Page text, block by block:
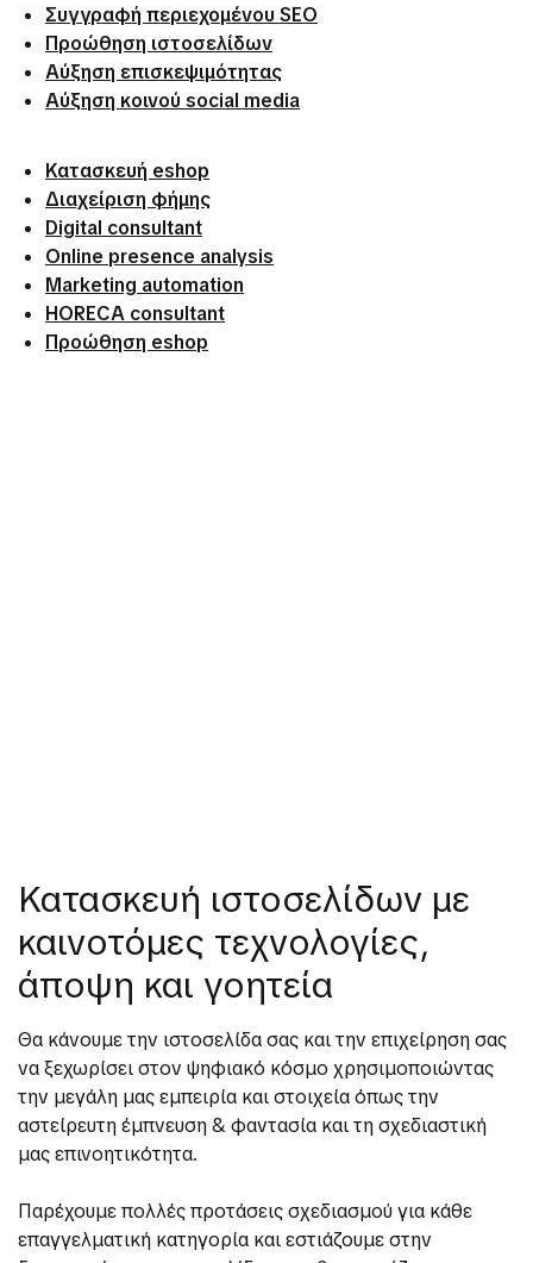
Συγγραφή περιεχομένου SEO
Προώθηση ιστοσελίδων
Αύξηση επισκεψιμότητας
Αύξηση κοινού social media
Κατασκευή eshop
Διαχείριση φήμης
Digital consultant
Online presence analysis
Marketing automation
HORECA consultant
Προώθηση eshop
Κατασκευή ιστοσελίδων με
καινοτόμες τεχνολογίες,
άποψη και γοητεία
Θα κάνουμε την ιστοσελίδα σας και την επιχείρηση σας
να ξεχωρίσει στον ψηφιακό κόσμο χρησιμοποιώντας
την μεγάλη μας εμπειρία και στοιχεία όπως την
αστείρευτη έμπνευση & φαντασία και τη σχεδιαστική
μας επινοητικότητα.
Παρέχουμε πολλές προτάσεις σχεδιασμού για κάθε
επαγγελματική κατηγορία και εστιάζουμε στην